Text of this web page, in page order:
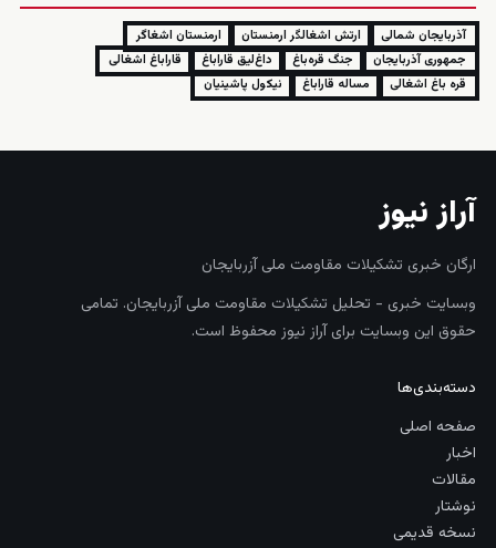
آذربایجان شمالی ارتش اشغالگر ارمنستان
ارمنستان اشغاگر
جمهوری آذربایجان
جنگ قره‌باغ داغ‌لیق قاراباغ
قاراباغ اشغالی
قره باغ اشغالی
مساله قاراباغ نیکول پاشینیان
آراز نیوز
ارگان خبری تشکیلات مقاومت ملی آزربایجان
وبسایت خبری - تحلیل تشکیلات مقاومت ملی آزربایجان. تمامی
حقوق این وبسایت برای آراز نیوز محفوظ است.
دسته‌بندی‌ها
صفحه اصلی
اخبار
مقالات
نوشتار
نسخه قدیمی